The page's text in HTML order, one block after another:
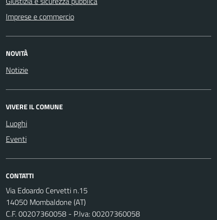
Imprese e commercio
NOVITÀ
Notizie
VIVERE IL COMUNE
Luoghi
Eventi
CONTATTI
Via Edoardo Cervetti n.15
14050 Mombaldone (AT)
C.F. 00207360058 - P.Iva: 00207360058